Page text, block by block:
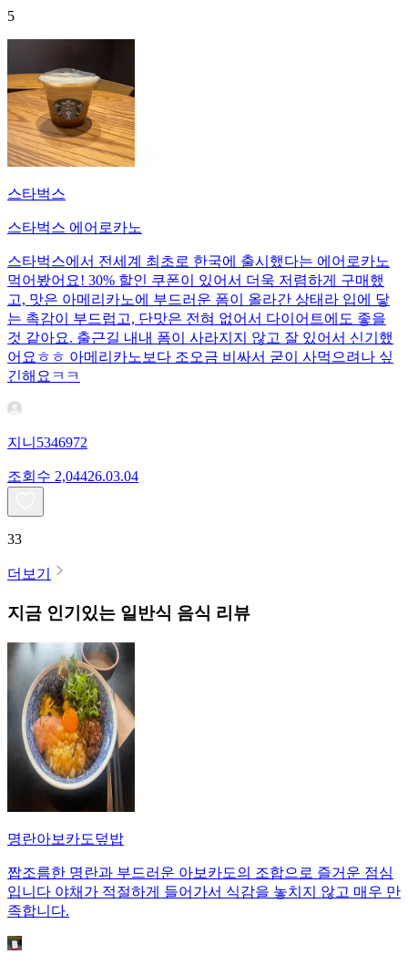
5
스타벅스
스타벅스 에어로카노
스타벅스에서 전세계 최초로 한국에 출시했다는 에어로카노
먹어봤어요! 30% 할인 쿠폰이 있어서 더욱 저렴하게 구매했
고, 맛은 아메리카노에 부드러운 폼이 올라간 상태라 입에 닿
는 촉감이 부드럽고, 단맛은 전혀 없어서 다이어트에도 좋을
것 같아요. 출근길 내내 폼이 사라지지 않고 잘 있어서 신기했
어요ㅎㅎ 아메리카노보다 조오금 비싸서 굳이 사먹으려나 싶
긴해요ㅋㅋ
지니5346972
조회수 2,04426.03.04
33
더보기
지금 인기있는 일반식 음식 리뷰
명란아보카도덮밥
짭조름한 명란과 부드러운 아보카도의 조합으로 즐거운 점심
입니다 야채가 적절하게 들어가서 식감을 놓치지 않고 매우 만
족합니다.